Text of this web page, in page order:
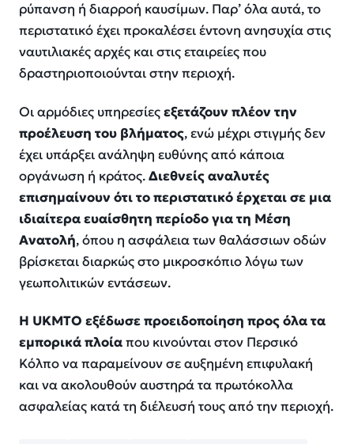
ρύπανση ή διαρροή καυσίμων. Παρ’ όλα αυτά, το
περιστατικό έχει προκαλέσει έντονη ανησυχία στις
ναυτιλιακές αρχές και στις εταιρείες που
δραστηριοποιούνται στην περιοχή.
Οι αρμόδιες υπηρεσίεςεξετάζουν πλέον την
προέλευση του βλήματος, ενώ μέχρι στιγμής δεν
έχει υπάρξει ανάληψη ευθύνης από κάποια
οργάνωση ή κράτος.Διεθνείς αναλυτές
επισημαίνουν ότι το περιστατικό έρχεται σε μια
ιδιαίτερα ευαίσθητη περίοδο για τη Μέση
Ανατολή, όπου η ασφάλεια των θαλάσσιων οδών
βρίσκεται διαρκώς στο μικροσκόπιο λόγω των
γεωπολιτικών εντάσεων.
Η UKMTO εξέδωσε προειδοποίηση προς όλα τα
εμπορικά πλοίαπου κινούνται στον Περσικό
Κόλπο να παραμείνουν σε αυξημένη επιφυλακή
και να ακολουθούν αυστηρά τα πρωτόκολλα
ασφαλείας κατά τη διέλευσή τους από την περιοχή.